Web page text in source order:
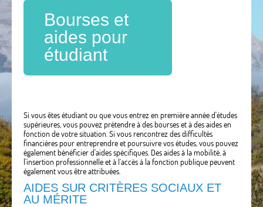
Bourses et
aides pour
étudiant
Si vous êtes étudiant ou que vous entrez en première année d'études
supérieures, vous pouvez prétendre à des bourses et à des aides en
fonction de votre situation. Si vous rencontrez des difficultés
financières pour entreprendre et poursuivre vos études, vous pouvez
également bénéficier d'aides spécifiques. Des aides à la mobilité, à
l'insertion professionnelle et à l’accès à la fonction publique peuvent
également vous être attribuées.
AIDES SUR CRITÈRES SOCIAUX ET
AU MÉRITE